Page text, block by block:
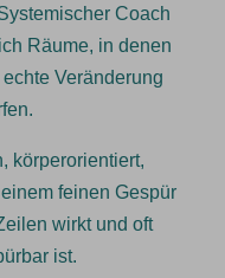
Coach
Räume, in denen
Veränderung
körperorientiert,
feinen Gespür
wirkt und oft
ist.